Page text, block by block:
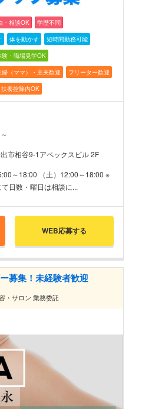
・相談OK
学歴不問
体を動かす
短時間勤務可能
験・職場見学OK
婦（ママ）・主夫歓迎
フリーター歓迎
扶養控除内OK
市相谷9-1アペックスビル 2F
～18:00 （土）12:00～18:00 ※
日数・曜日は相談に...
WEB応募する
募集！未経験者歓迎
・サロン 業務委託